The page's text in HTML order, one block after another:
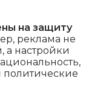
на защиту
реклама не
а настройки